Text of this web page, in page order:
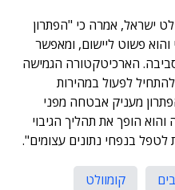
ישראל, אמרה כי "הפתרון
והוא פשוט ליישום, ומאפשר
הארכיטקטורה הגמישה
לפעול במהירות
מעניק אבטחה מפני
הופך את תהליך הגיבוי
בנפחי נתונים עצומים".
קומוולט